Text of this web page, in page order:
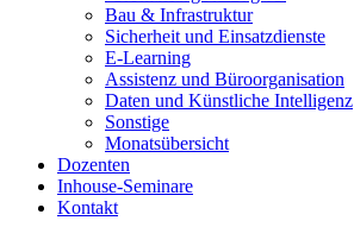
Bau & Infrastruktur
Sicherheit und Einsatzdienste
E-Learning
Assistenz und Büroorganisation
Daten und Künstliche Intelligenz
Sonstige
Monatsübersicht
Dozenten
Inhouse-Seminare
Kontakt